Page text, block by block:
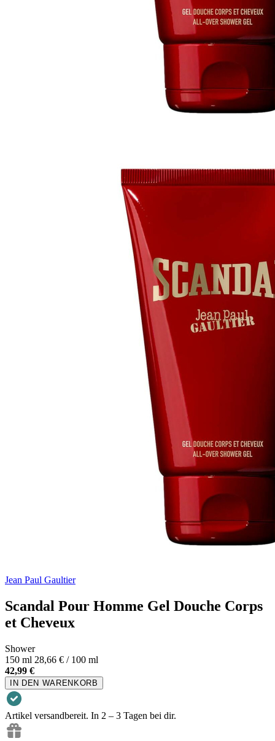
Jean Paul Gaultier
Scandal Pour Homme Gel Douche Corps
et Cheveux
Shower
150 ml 28,66 € / 100 ml
42,99 €
IN DEN WARENKORB
Artikel versandbereit. In 2 – 3 Tagen bei dir.